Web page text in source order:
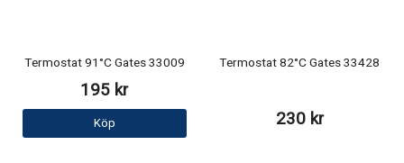
Termostat 91°C Gates 33009
195 kr
Köp
Termostat 82°C Gates 33428
230 kr